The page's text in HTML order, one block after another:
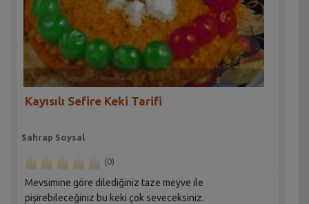
Kayısılı Sefire Keki Tarifi
Sahrap Soysal
(0)
Mevsimine göre dilediğiniz taze meyve ile
pişirebileceğiniz bu keki çok seveceksiniz.